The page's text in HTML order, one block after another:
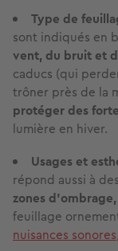
Type de
sont indiqués en
vent, du bruit et
caducs (qui
trôner près de la
protéger des
lumière en hiver.
Usages et
répond aussi à
zones
feuillage
nuisances sonores,